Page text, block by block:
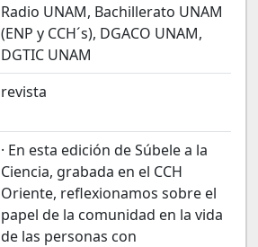
Radio UNAM, Bachillerato UNAM
(ENP y CCH´s), DGACO UNAM,
DGTIC UNAM
revista
· En esta edición de Súbele a la
Ciencia, grabada en el CCH
Oriente, reflexionamos sobre el
papel de la comunidad en la vida
de las personas con